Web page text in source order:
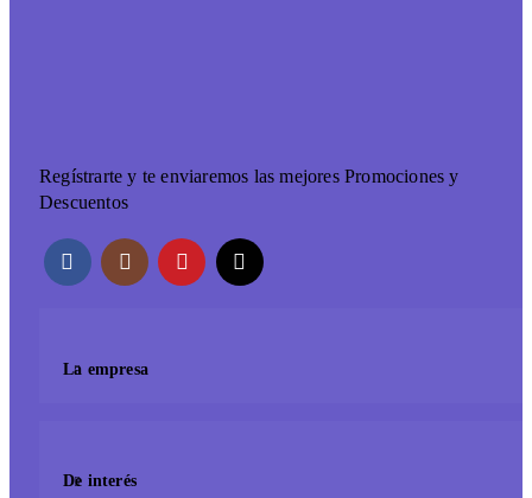
Regístrarte y te enviaremos las mejores Promociones y
Descuentos
La empresa
De interés